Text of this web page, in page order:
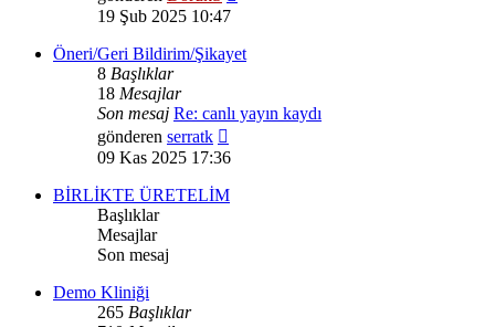
19 Şub 2025 10:47
Öneri/Geri Bildirim/Şikayet
8 Başlıklar
18 Mesajlar
Son mesaj Re: canlı yayın kaydı
gönderen serratk
mesajı
09 Kas 2025 17:36
BİRLİKTE ÜRETELİM
Başlıklar
Mesajlar
Son mesaj
Demo Kliniği
265 Başlıklar